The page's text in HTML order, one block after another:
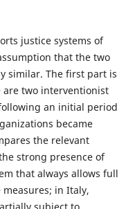
justice systems of
that the two
similar. The first part is
two interventionist
an initial period
became
the relevant
strong presence of
that always allows full
in Italy,